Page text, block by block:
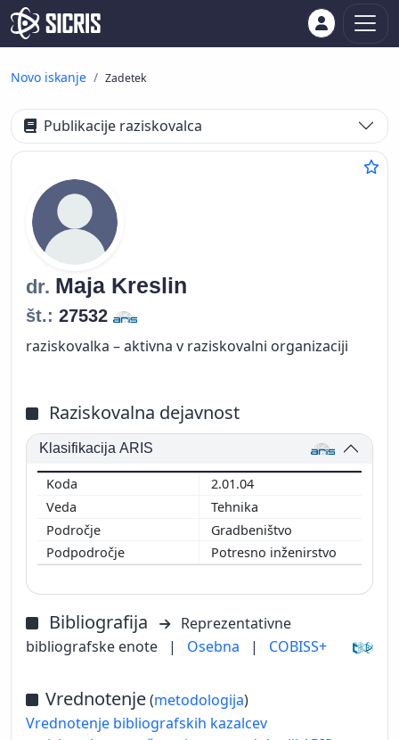
Novo iskanje Zadetek
Publikacije raziskovalca
dr. Maja Kreslin
št.: 27532
raziskovalka – aktivna v raziskovalni organizaciji
Raziskovalna dejavnost
Klasifikacija ARIS
2.01.04
Tehnika
Gradbeništvo
Potresno inženirstvo
Bibliografija
Reprezentativne
bibliografske enote
| Osebna | COBISS+
Vrednotenje(metodologija)
Vrednotenje bibliografskih kazalcev